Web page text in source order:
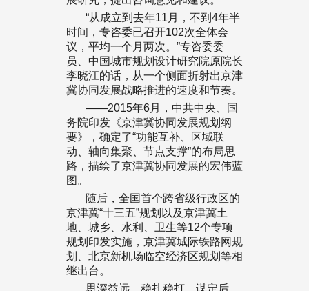
“从成立到去年11月，不到4年半
时间，专咨委已召开102次全体会
议，平均一个月两次。”专咨委委
员、中国城市规划设计研究院原院长
李晓江的话，从一个侧面折射出京津
冀协同发展战略推进的速度和节奏。
——2015年6月，中共中央、国
务院印发《京津冀协同发展规划纲
要》，确定了“功能互补、区域联
动、轴向集聚、节点支撑”的布局思
路，描绘了京津冀协同发展的宏伟蓝
图。
随后，全国首个跨省级行政区的
京津冀“十三五”规划以及京津冀土
地、城乡、水利、卫生等12个专项
规划印发实施，京津冀城际铁路网规
划、北京新机场临空经济区规划等相
继出台。
思深益远，稳扎稳打，谋定后